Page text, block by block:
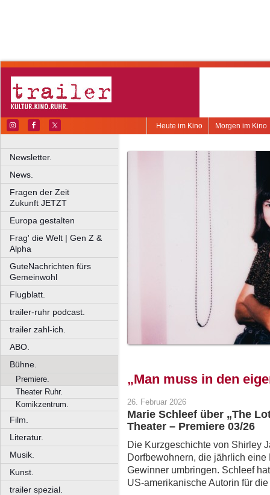
Morgen im Kino
Heute im Kino
Newsletter.
News.
Fragen der Zeit
Zukunft JETZT
Europa gestalten
Frag' die Welt | Gen Z &
Alpha
GuteNachrichten fürs
Gemeinwohl
Flugblatt.
trailer-ruhr podcast.
trailer zahl-ich.
ABO.
Bühne.
Premiere.
Theater Ruhr.
Komikzentrum.
Film.
Literatur.
Musik.
Kunst.
trailer spezial.
„Man muss in den
26. Februar 2026
Marie Schleef über „The
Theater – Premiere 03/26
Die Kurzgeschichte von Shirley
Dorfbewohnern, die jährlich
Gewinner umbringen. Schleef
US-amerikanische Autorin für